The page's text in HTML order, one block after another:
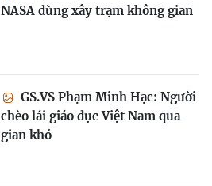
NASA dùng xây trạm không gian
GS.VS Phạm Minh Hạc: Người
chèo lái giáo dục Việt Nam qua
gian khó